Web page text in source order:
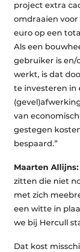
project extra
omdraaien voor
euro op een
Als een
gebruiker is en/
werkt, is dat
te investeren in
van
gestegen
bespaard.”
Maarten Allijns:
zitten die niet
met zich
een witte in
we bij Hercull
Dat kost